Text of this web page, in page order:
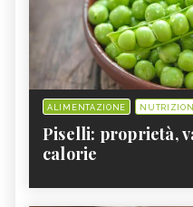
ALIMENTAZIONE
Piselli: proprietà,
calorie